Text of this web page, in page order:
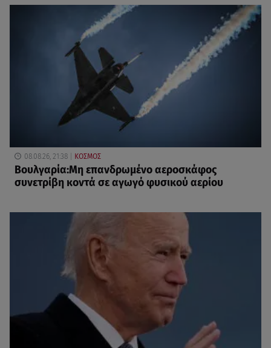
08.08.26, 21:38 ΚΟΣΜΟΣ
Βουλγαρία:Μη επανδρωμένο αεροσκάφος
συνετρίβη κοντά σε αγωγό φυσικού αερίου